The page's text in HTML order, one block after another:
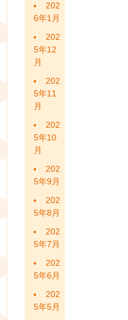
202
6年1月
202
5年12
月
202
5年11
月
202
5年10
月
202
5年9月
202
5年8月
202
5年7月
202
5年6月
202
5年5月